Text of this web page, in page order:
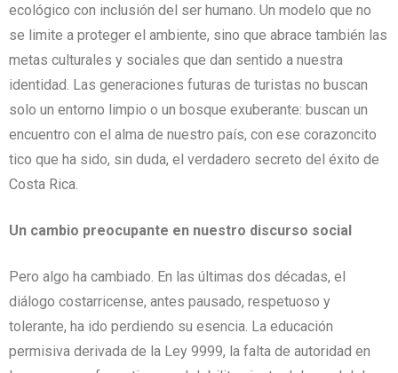
ecológico con inclusión del ser humano. Un modelo que no
se limite a proteger el ambiente, sino que abrace también las
metas culturales y sociales que dan sentido a nuestra
identidad. Las generaciones futuras de turistas no buscan
solo un entorno limpio o un bosque exuberante: buscan un
encuentro con el alma de nuestro país, con ese corazoncito
tico que ha sido, sin duda, el verdadero secreto del éxito de
Costa Rica.
Un cambio preocupante en nuestro discurso social
Pero algo ha cambiado. En las últimas dos décadas, el
diálogo costarricense, antes pausado, respetuoso y
tolerante, ha ido perdiendo su esencia. La educación
permisiva derivada de la Ley 9999, la falta de autoridad en